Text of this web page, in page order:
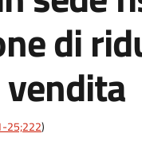
di
25;222)